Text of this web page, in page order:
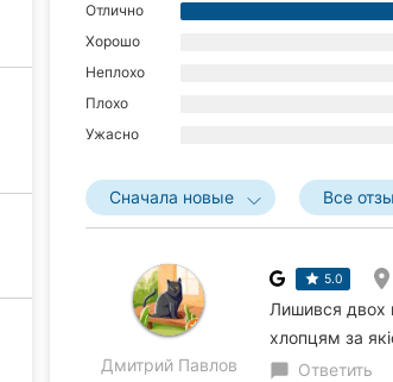
Отлично
Хорошо
Неплохо
Плохо
Ужасно
Сначала новые Все
Дмитрий Павлов
5.0
Лишився двох
хлопцям за
chat_bubble Ответить